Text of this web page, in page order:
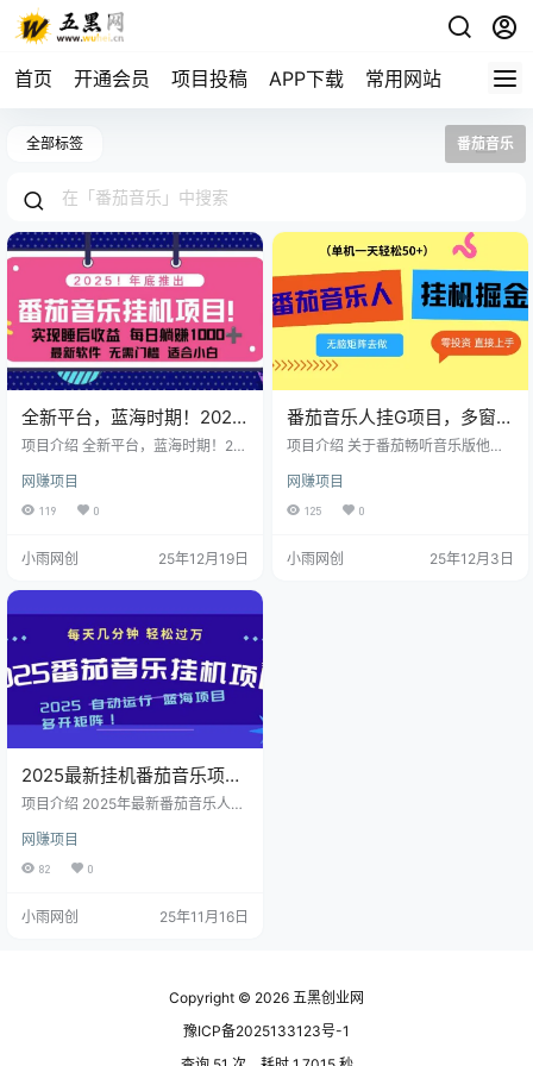
首页 开通会员 项目投稿 APP下载 常用网站
全部标签 番茄音乐
全新平台，蓝海时期！2025
年年底番茄音乐挂机项目，
可矩阵
项目介绍 全新平台，蓝海时期！20
几分钟，月入1000＋，可矩阵，一
台电脑支持多个账号，
网赚项目
119 0
小雨网创 25年12月19日
番茄音乐人挂G项目，多窗口
去跑一天完稳定50+，零投
项目介绍 关于番茄畅听音乐版他是
海量音乐免费畅听，助力好音乐被
更多人听见，只要我们入驻平台了
8元人民币激励金，歌曲完全可以通
网赚项目
125 0
小雨网创 25年12月3日
2025最新挂机番茄音乐项
目，每天几分钟，日入1000
项目介绍 2025年最新番茄音乐人挂
＋，可矩阵，一台电脑支持多个账
号
网赚项目
82 0
小雨网创 25年11月16日
Copyright © 2026 五黑创业网
豫ICP备2025133123号-1